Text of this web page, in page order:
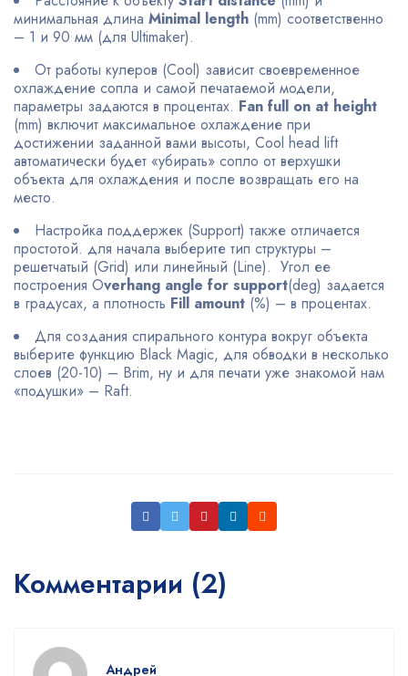
минимальная длина Minimal length (mm) соответственно
– 1 и 90 мм (для Ultimaker).
От работы кулеров (Cool) зависит своевременное
охлаждение сопла и самой печатаемой модели,
параметры задаются в процентах. Fan full on at height
(mm) включит максимальное охлаждение при
достижении заданной вами высоты, Cool head lift
автоматически будет «убирать» сопло от верхушки
объекта для охлаждения и после возвращать его на
место.
Настройка поддержек (Support) также отличается
простотой. для начала выберите тип структуры –
решетчатый (Grid) или линейный (Line). Угол ее
построения Overhang angle for support(deg) задается
в градусах, а плотность Fill amount (%) – в процентах.
Для создания спирального контура вокруг объекта
выберите функцию Black Magic, для обводки в несколько
слоев (20-10) – Brim, ну и для печати уже знакомой нам
«подушки» – Raft.
Комментарии (2)
Андрей